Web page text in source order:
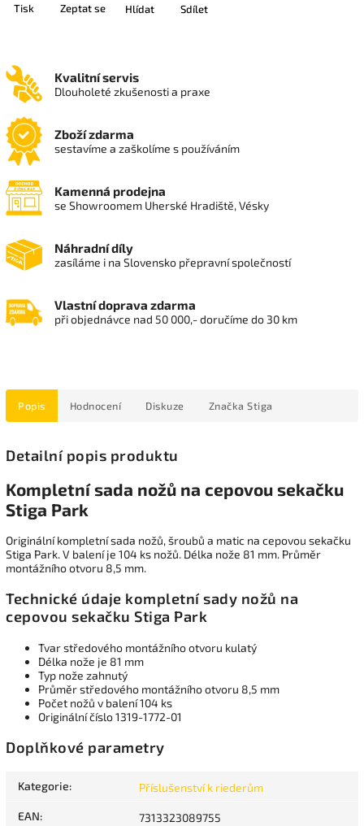
Tisk Zeptat se Hlídat Sdílet
Kvalitní servis
Dlouholeté zkušenosti a praxe
Zboží zdarma
sestavíme a zaškolíme s používáním
Kamenná prodejna
se Showroomem Uherské Hradiště, Vésky
Náhradní díly
zasíláme i na Slovensko přepravní společností
Vlastní doprava zdarma
při objednávce nad 50 000,- doručíme do 30 km
Popis Hodnocení Diskuze Značka Stiga
Detailní popis produktu
Kompletní sada nožů na cepovou sekačku
Stiga Park
Originální kompletní sada nožů, šroubů a matic na cepovou sekačku
Stiga Park. V balení je 104 ks nožů. Délka nože 81 mm. Průměr
montážního otvoru 8,5 mm.
Technické údaje kompletní sady nožů na
cepovou sekačku Stiga Park
Tvar středového montážního otvoru kulatý
Délka nože je 81 mm
Typ nože zahnutý
Průměr středového montážního otvoru 8,5 mm
Počet nožů v balení 104 ks
Originální číslo 1319-1772-01
Doplňkové parametry
Kategorie: Příslušenství k riederům
EAN: 7313323089755